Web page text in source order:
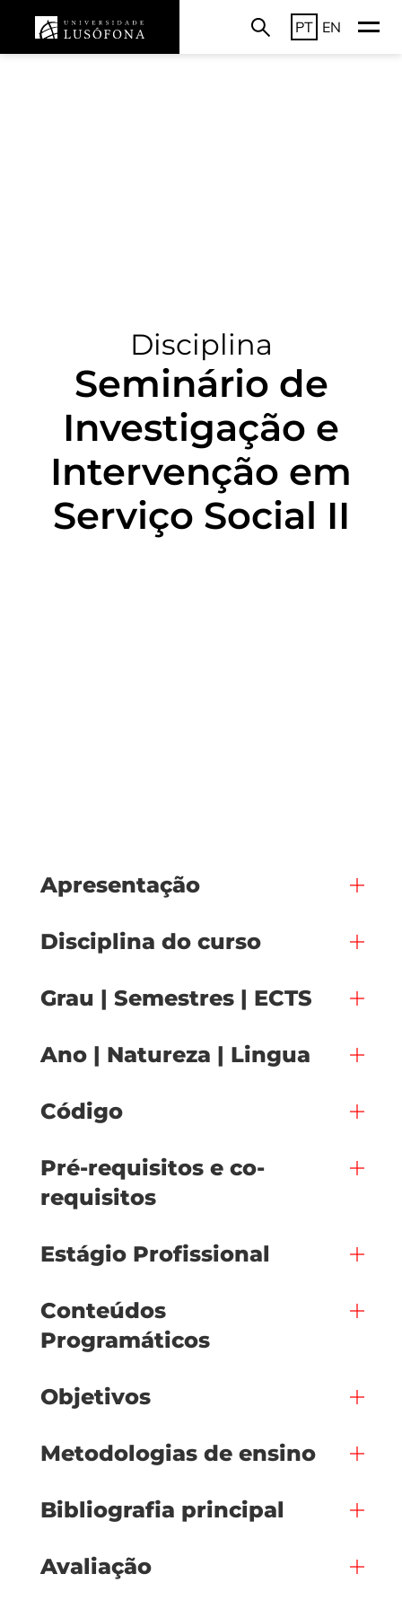
PT EN
Disciplina
Seminário de
Investigação e
Intervenção em
Serviço Social II
Apresentação
Disciplina do curso
Grau | Semestres | ECTS
Ano | Natureza | Lingua
Código
Pré-requisitos e co-
requisitos
Estágio Profissional
Conteúdos
Programáticos
Objetivos
Metodologias de ensino
Bibliografia principal
Avaliação